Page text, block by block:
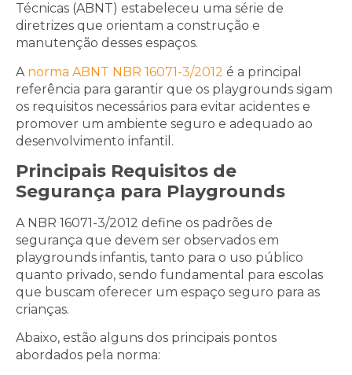
Técnicas (ABNT) estabeleceu uma série de
diretrizes que orientam a construção e
manutenção desses espaços.
A norma ABNT NBR 16071-3/2012 é a principal
referência para garantir que os playgrounds sigam
os requisitos necessários para evitar acidentes e
promover um ambiente seguro e adequado ao
desenvolvimento infantil.
Principais Requisitos de
Segurança para Playgrounds
A NBR 16071-3/2012 define os padrões de
segurança que devem ser observados em
playgrounds infantis, tanto para o uso público
quanto privado, sendo fundamental para escolas
que buscam oferecer um espaço seguro para as
crianças.
Abaixo, estão alguns dos principais pontos
abordados pela norma: